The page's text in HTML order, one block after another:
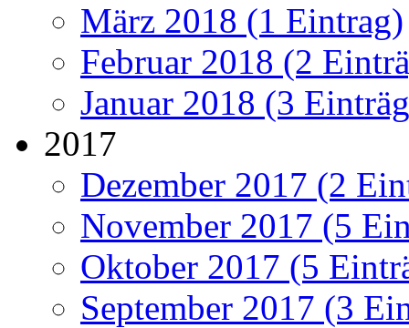
März 2018 (1 Eintrag)
Februar 2018 (2
Januar 2018 (3
2017
Dezember 2017 (2
November 2017 (5
Oktober 2017 (5
September 2017 (3